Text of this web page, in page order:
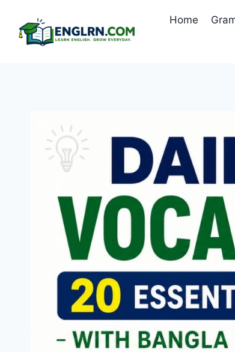
content
Home